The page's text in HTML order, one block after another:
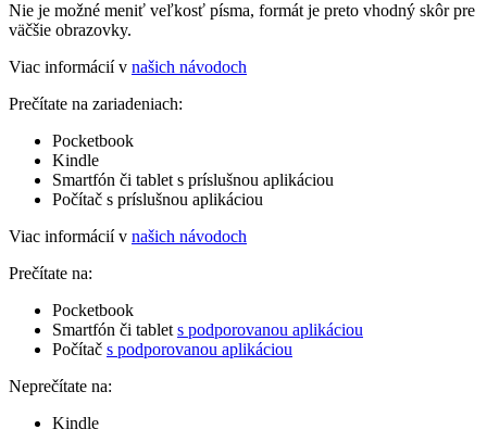
Nie je možné meniť veľkosť písma, formát je preto vhodný skôr pre
väčšie obrazovky.
Viac informácií v našich návodoch
Prečítate na zariadeniach:
Pocketbook
Kindle
Smartfón či tablet s príslušnou aplikáciou
Počítač s príslušnou aplikáciou
Viac informácií v našich návodoch
Prečítate na:
Pocketbook
Smartfón či tablet s podporovanou aplikáciou
Počítač s podporovanou aplikáciou
Neprečítate na:
Kindle